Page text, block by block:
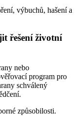
výbuchů, hašení a
řešení životní
nebo
program pro
schválený
způsobilosti.